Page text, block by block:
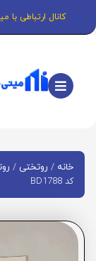
کانال ارتباطی با
خانه / روتختی /
کد BD1788